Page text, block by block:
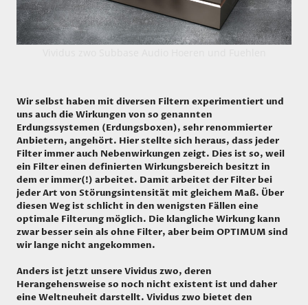
Wir selbst haben mit diversen Filtern experimentiert und
uns auch die Wirkungen von so genannten
Erdungssystemen (Erdungsboxen), sehr renommierter
Anbietern, angehört. Hier stellte sich heraus, dass jeder
Filter immer auch Nebenwirkungen zeigt. Dies ist so, weil
ein Filter einen definierten Wirkungsbereich besitzt in
dem er immer(!) arbeitet. Damit arbeitet der Filter bei
jeder Art von Störungsintensität mit gleichem Maß. Über
diesen Weg ist schlicht in den wenigsten Fällen eine
optimale Filterung möglich. Die klangliche Wirkung kann
zwar besser sein als ohne Filter, aber beim OPTIMUM sind
wir lange nicht angekommen.
Anders ist jetzt unsere Vividus zwo, deren
Herangehensweise so noch nicht existent ist und daher
eine Weltneuheit darstellt. Vividus zwo bietet den